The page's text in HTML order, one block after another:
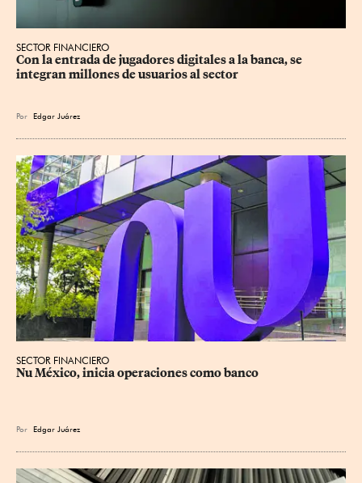
SECTOR FINANCIERO
Con la entrada de jugadores digitales a la banca, se
integran millones de usuarios al sector
Por Edgar Juárez
SECTOR FINANCIERO
Nu México, inicia operaciones como banco
Por Edgar Juárez